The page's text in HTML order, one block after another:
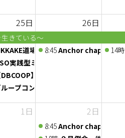
きている～
ミナー＜2026年8月22日～23日＞
践からお伝えする、心と身体の関係～
践からお伝えする、心と身体の関係～
「はじめての補助金【入門編】～ 種
換会〜
25日
道場 -アイデア道場-
実践型ミニセミナー 【起業アイデ
DBCOOP】第133回 公開セミナー 兼 懇
ープコンサル〜企画会議〜
26日
8:45Anchor chapter 定14時
ている～
1日 2日
8:45Anchor chapter 定